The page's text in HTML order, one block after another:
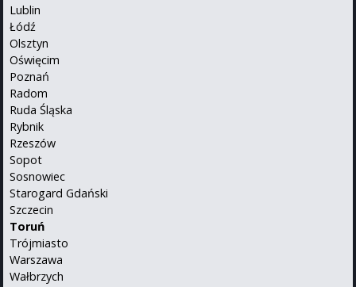
Lublin
Łódź
Olsztyn
Oświęcim
Poznań
Radom
Ruda Śląska
Rybnik
Rzeszów
Sopot
Sosnowiec
Starogard Gdański
Szczecin
Toruń
Trójmiasto
Warszawa
Wałbrzych